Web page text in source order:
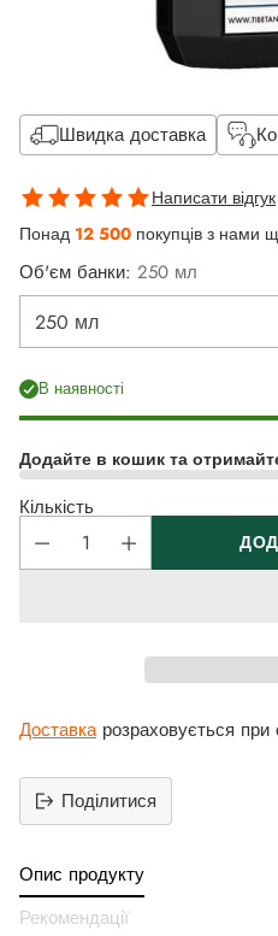
Швидка доставка
Написати відгук
Понад 12 500 покупців з нами
Об'єм банки: 250 мл
В наявності
Додайте в кошик та
Кількість
Доставкарозраховується
Поділитися
продукт
до
вашего
Опис продукту
Рекомендації